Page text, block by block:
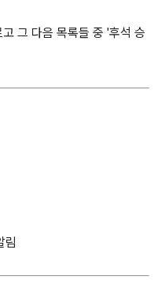
그 다음 목록들 중 '후석 승
림